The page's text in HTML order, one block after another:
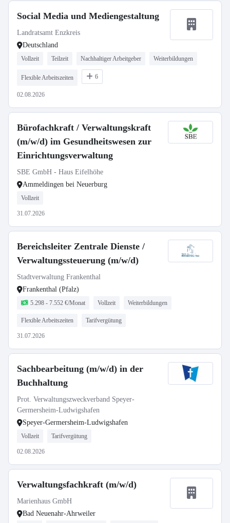
Social Media und Mediengestaltung
Landratsamt Enzkreis
Deutschland
Vollzeit Teilzeit Nachhaltiger Arbeitgeber Weiterbildungen
Flexible Arbeitszeiten 6
02.08.2026
Bürofachkraft / Verwaltungskraft
(m/w/d) im Gesundheitswesen zur
Einrichtungsverwaltung
SBE GmbH - Haus Eifelhöhe
Ammeldingen bei Neuerburg
Vollzeit
31.07.2026
Bereichsleiter Zentrale Dienste /
Verwaltungssteuerung (m/w/d)
Stadtverwaltung Frankenthal
Frankenthal (Pfalz)
5.298 - 7.552 €/Monat Vollzeit Weiterbildungen
Flexible Arbeitszeiten Tarifvergütung
31.07.2026
Sachbearbeitung (m/w/d) in der
Buchhaltung
Prot. Verwaltungszweckverband Speyer-
Germersheim-Ludwigshafen
Speyer-Germersheim-Ludwigshafen
Vollzeit Tarifvergütung
02.08.2026
Verwaltungsfachkraft (m/w/d)
Marienhaus GmbH
Bad Neuenahr-Ahrweiler